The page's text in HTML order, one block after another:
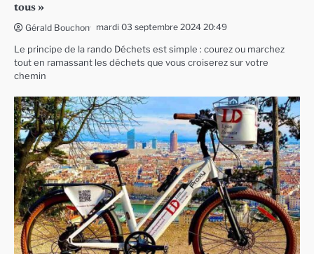
tous »
Gérald Bouchon mardi 03 septembre 2024 20:49
Le principe de la rando Déchets est simple : courez ou marchez
tout en ramassant les déchets que vous croiserez sur votre
chemin